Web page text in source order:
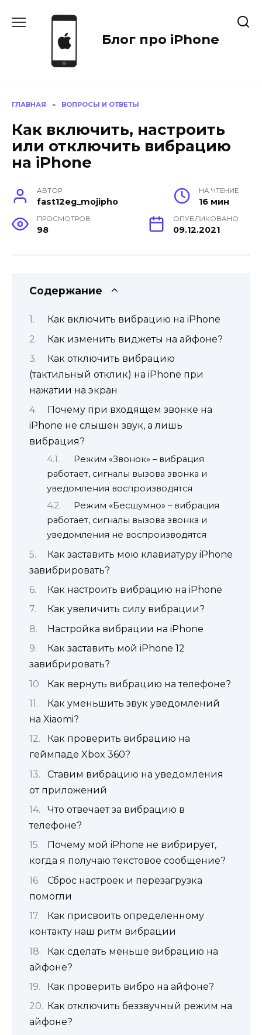
содержанию
Блог про iPhone
ГЛАВНАЯ » ВОПРОСЫ И ОТВЕТЫ
Как включить, настроить
или отключить вибрацию
на iPhone
АВТОР
fast12eg_mojipho
НА ЧТЕНИЕ
16 мин
ПРОСМОТРОВ
98
ОПУБЛИКОВАНО
09.12.2021
Содержание
Как включить вибрацию на iPhone
Как изменить виджеты на айфоне?
Как отключить вибрацию
(тактильный отклик) на iPhone при
нажатии на экран
Почему при входящем звонке на
iPhone не слышен звук, а лишь
вибрация?
Режим «Звонок» – вибрация
работает, сигналы вызова звонка и
уведомления воспроизводятся
Режим «Бесшумно» – вибрация
работает, сигналы вызова звонка и
уведомления не воспроизводятся
Как заставить мою клавиатуру iPhone
завибрировать?
Как настроить вибрацию на iPhone
Как увеличить силу вибрации?
Настройка вибрации на iPhone
Как заставить мой iPhone 12
завибрировать?
Как вернуть вибрацию на телефоне?
Как уменьшить звук уведомлений
на Xiaomi?
Как проверить вибрацию на
геймпаде Xbox 360?
Ставим вибрацию на уведомления
от приложений
Что отвечает за вибрацию в
телефоне?
Почему мой iPhone не вибрирует,
когда я получаю текстовое сообщение?
Сброс настроек и перезагрузка
помогли
Как присвоить определенному
контакту наш ритм вибрации
Как сделать меньше вибрацию на
айфоне?
Как проверить вибро на айфоне?
Как отключить беззвучный режим на
айфоне?